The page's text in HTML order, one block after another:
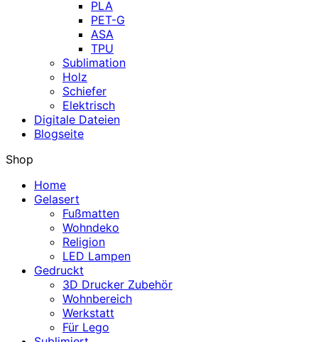
PLA
PET-G
ASA
TPU
Sublimation
Holz
Schiefer
Elektrisch
Digitale Dateien
Blogseite
Shop
Home
Gelasert
Fußmatten
Wohndeko
Religion
LED Lampen
Gedruckt
3D Drucker Zubehör
Wohnbereich
Werkstatt
Für Lego